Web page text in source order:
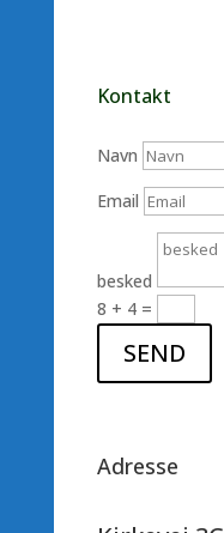
Kontakt
Navn
Email
besked
8 + 4=
SEND
Adresse